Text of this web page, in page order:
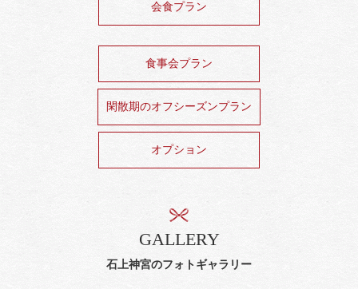
会食プラン
食事会プラン
閑散期のオフシーズンプラン
オプション
石上神宮のフォトギャラリー
GALLERY